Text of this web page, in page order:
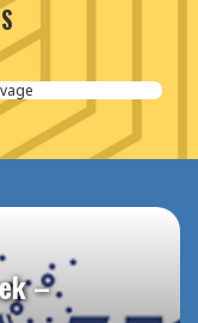
–